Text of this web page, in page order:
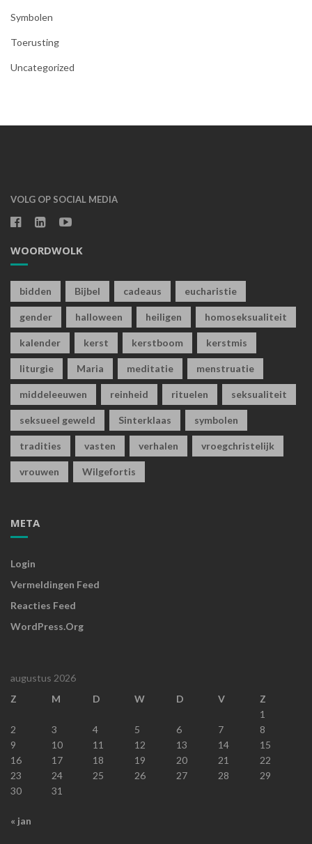
Symbolen
Toerusting
Uncategorized
VOLG OP SOCIAL MEDIA
WOORDWOLK
bidden Bijbel cadeaus eucharistie
gender halloween heiligen homoseksualiteit
kalender kerst kerstboom kerstmis
liturgie Maria meditatie menstruatie
middeleeuwen reinheid rituelen seksualiteit
seksueel geweld Sinterklaas symbolen
tradities vasten verhalen vroegchristelijk
vrouwen Wilgefortis
META
Login
Vermeldingen Feed
Reacties Feed
WordPress.org
augustus 2026
Z
M D W D V
Z
1
2
3 4 5 6 7
8
9
10 11 12 13 14
15
16
17 18 19 20 21
22
23
24 25 26 27 28
29
30
31
« jan